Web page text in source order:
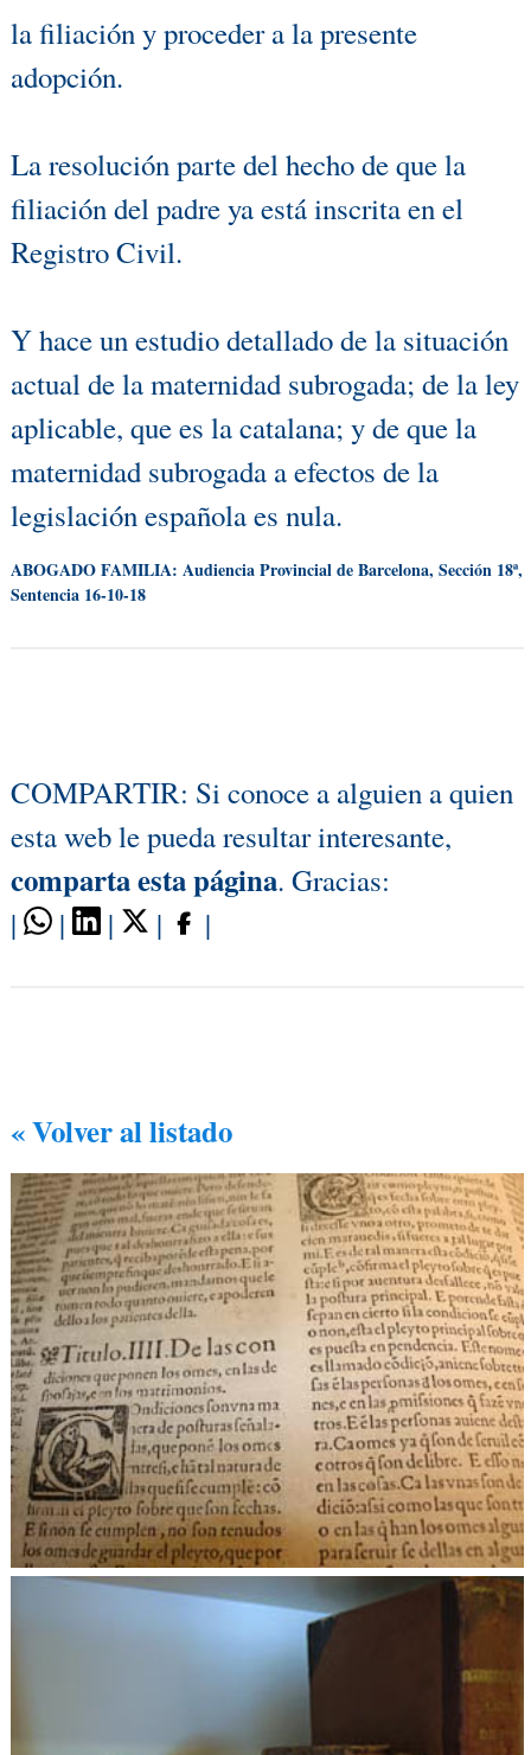
la filiación y proceder a la presente
adopción.
La resolución parte del hecho de que la
filiación del padre ya está inscrita en el
Registro Civil.
Y hace un estudio detallado de la situación
actual de la maternidad subrogada; de la ley
aplicable, que es la catalana; y de que la
maternidad subrogada a efectos de la
legislación española es nula.
ABOGADO FAMILIA: Audiencia Provincial de Barcelona, Sección 18ª,
Sentencia 16-10-18
COMPARTIR: Si conoce a alguien a quien
esta web le pueda resultar interesante,
comparta esta página. Gracias:
|
| | | |
« Volver al listado